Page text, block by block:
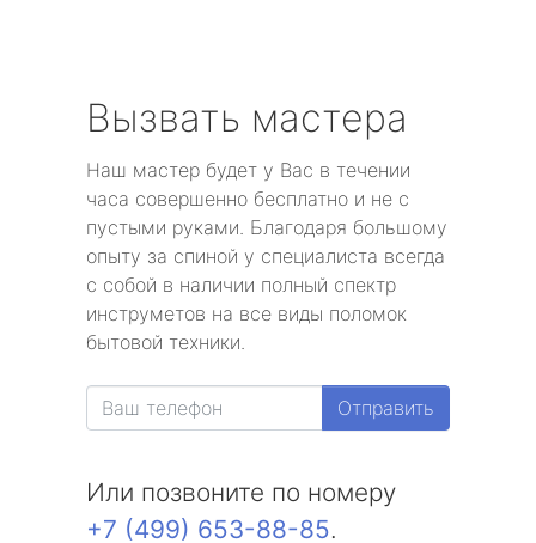
Вызвать мастера
Наш мастер будет у Вас в течении
часа совершенно бесплатно и не с
пустыми руками. Благодаря большому
опыту за спиной у специалиста всегда
с собой в наличии полный спектр
инструметов на все виды поломок
бытовой техники.
Отправить
Или позвоните по номеру
+7 (499) 653-88-85.